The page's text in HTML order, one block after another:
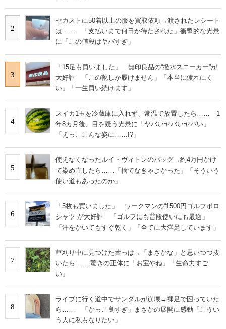
2
セカストに50着以上の服を買取依頼→渡されたレシート
は…… 「支払いまで何日か待たされた」衝撃的な光景
に「この値段はヤバすぎ」
3
「15足も買いました」 無印良品の“撥水スニーカー”が
大好評 「この靴しか履けません」「本当に疲れにく
い」「一生買い続けます」
4
スイカ1玉を冷蔵庫に入れず、常温で放置したら…… 1
年8カ月後、目を疑う光景に「ヤバいヤバいヤバい」
「えっ、こんな姿に……!?」
5
使えなくなったルイ・ヴィトンのバッグ→約4万円かけ
て染め直したら……「捨てなきゃよかった」「そういう
使い道もあったのか」
6
「5枚も買いました」 ワークマンの“1500円ゴルフポロ
シャツ”が大好評 「ゴルフにも普段使いにも最適」
「汗をかいてもすぐ乾く」「全てに大満足しています」
7
草刈り中に見つけた葉っぱ→「まさかな」と思いつつ抜
いたら…… 驚きの正体に「お宝やね」「生命力すご
い」
8
ライブに行く道中でサンダルが崩壊→裸足で困っていた
ら…… 「かっこ良すぎ」まさかの展開に感動「こうい
う人に私もなりたい」